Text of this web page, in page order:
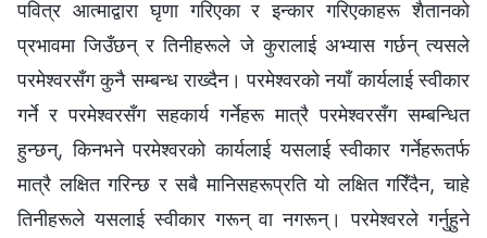
पवित्र आत्माद्वारा घृणा गरिएका र इन्कार गरिएकाहरू शैतानको
प्रभावमा जिउँछन् र तिनीहरूले जे कुरालाई अभ्यास गर्छन् त्यसले
परमेश्‍वरसँग कुनै सम्‍बन्ध राख्दैन। परमेश्‍वरको नयाँ कार्यलाई स्वीकार
गर्ने र परमेश्‍वरसँग सहकार्य गर्नेहरू मात्रै परमेश्‍वरसँग सम्‍बन्धित
हुन्छन्, किनभने परमेश्‍वरको कार्यलाई यसलाई स्वीकार गर्नेहरूतर्फ
मात्रै लक्षित गरिन्छ र सबै मानिसहरूप्रति यो लक्षित गरिँदैन, चाहे
तिनीहरूले यसलाई स्वीकार गरून् वा नगरून्। परमेश्‍वरले गर्नुहुने